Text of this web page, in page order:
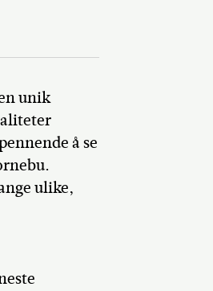
unik
å se
ulike,